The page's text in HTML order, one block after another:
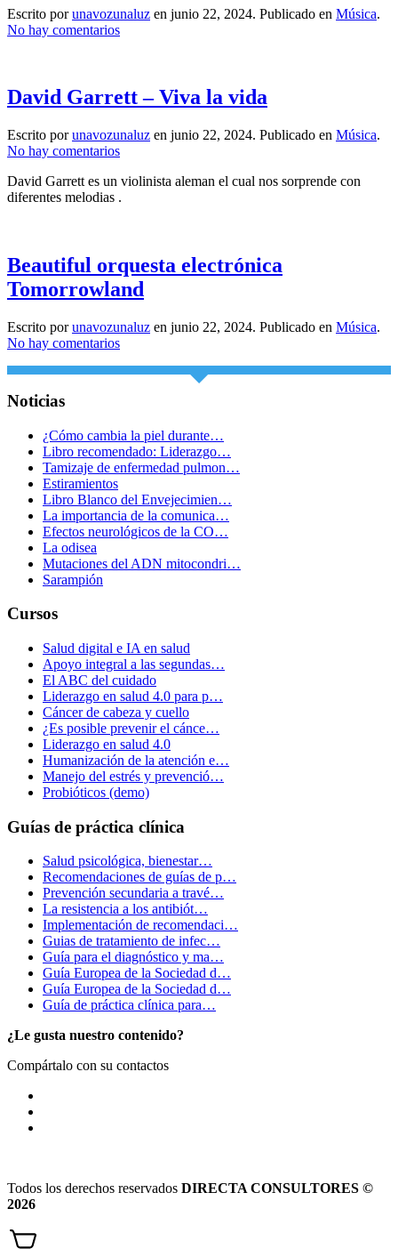
Escrito porunavozunaluz en junio 22, 2024. Publicado en Música.
No hay comentariosen
David Garrett – Viva la vida
Escrito porunavozunaluz en junio 22, 2024. Publicado en Música.
No hay comentariosen
Garrett
–
David Garrett es un violinista aleman el cual nos sorprende con
diferentes melodias .
Beautiful orquesta electrónica
Tomorrowland
Escrito porunavozunaluz en junio 22, 2024. Publicado en Música.
No hay comentariosen
orquesta
Noticias
¿Cómo cambia la piel durante…
Libro recomendado: Liderazgo…
Tamizaje de enfermedad pulmon…
Estiramientos
Libro Blanco del Envejecimien…
La importancia de la comunica…
Efectos neurológicos de la CO…
La odisea
Mutaciones del ADN mitocondri…
Sarampión
Cursos
Salud digital e IA en salud
Apoyo integral a las segundas…
El ABC del cuidado
Liderazgo en salud 4.0 para p…
Cáncer de cabeza y cuello
¿Es posible prevenir el cánce…
Liderazgo en salud 4.0
Humanización de la atención e…
Manejo del estrés y prevenció…
Probióticos (demo)
Guías de práctica clínica
Salud psicológica, bienestar…
Recomendaciones de guías de p…
Prevención secundaria a travé…
La resistencia a los antibiót…
Implementación de recomendaci…
Guias de tratamiento de infec…
Guía para el diagnóstico y ma…
Guía Europea de la Sociedad d…
Guía Europea de la Sociedad d…
Guía de práctica clínica para…
¿Le gusta nuestro contenido?
Compártalo con su contactos
Todos los derechos reservados DIRECTA CONSULTORES ©
2026